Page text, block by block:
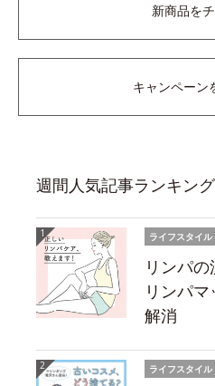
新商品を
キャンペーン
週間人気記事ランキング
ライフスタイル
リンパ
リンパ
解消
ライフスタイル